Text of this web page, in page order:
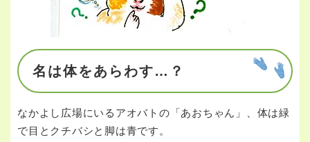
名は体をあらわす…？
なかよし広場にいるアオバトの「あおちゃん」、体は緑
で目とクチバシと脚は青です。